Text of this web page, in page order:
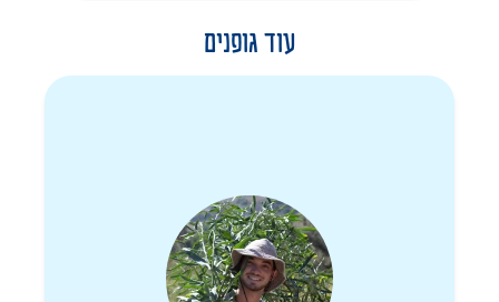
אלקנה מרסיס כתוצאה מירי צלף באל בורייג׳ שבמרכז רצועת עזה.
לאחר נסיונות החייאה וטיפול בשטח, נאלצו לקבוע את מותו, והוא
עוד גופנים